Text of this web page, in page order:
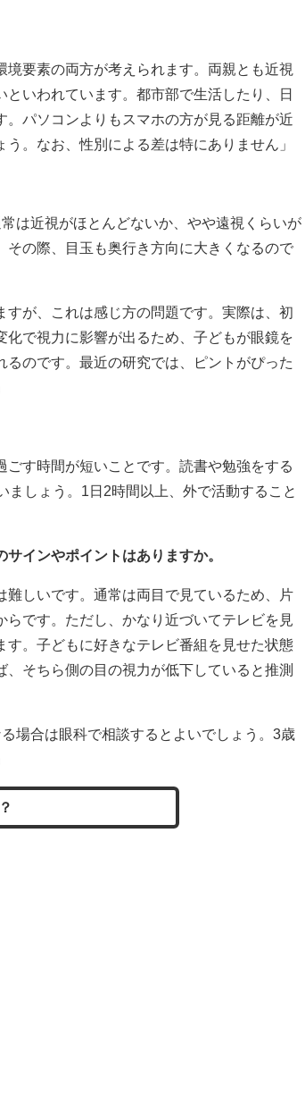
要素の両方が考えられます。両親とも近視
いわれています。都市部で生活したり、日
パソコンよりもスマホの方が見る距離が近
。なお、性別による差は特にありません」
は近視がほとんどないか、やや遠視くらいが
の際、目玉も奥行き方向に大きくなるので
が、これは感じ方の問題です。実際は、初
で視力に影響が出るため、子どもが眼鏡を
のです。最近の研究では、ピントがぴった
す時間が短いことです。読書や勉強をする
しょう。1日2時間以上、外で活動すること
インやポイントはありますか。
しいです。通常は両目で見ているため、片
です。ただし、かなり近づいてテレビを見
。子どもに好きなテレビ番組を見せた状態
そちら側の目の視力が低下していると推測
場合は眼科で相談するとよいでしょう。3歳